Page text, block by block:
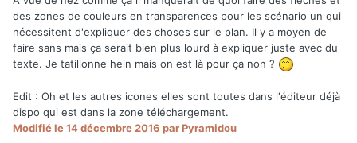
des zones de couleurs en transparences pour les scénario un qui
nécessitent d'expliquer des choses sur le plan. Il y a moyen de
faire sans mais ça serait bien plus lourd à expliquer juste avec du
texte. Je tatillonne hein mais on est là pour ça non ?
Edit : Oh et les autres icones elles sont toutes dans l'éditeur déjà
dispo qui est dans la zone téléchargement.
Modifiéle 14 décembre 2016 par Pyramidou